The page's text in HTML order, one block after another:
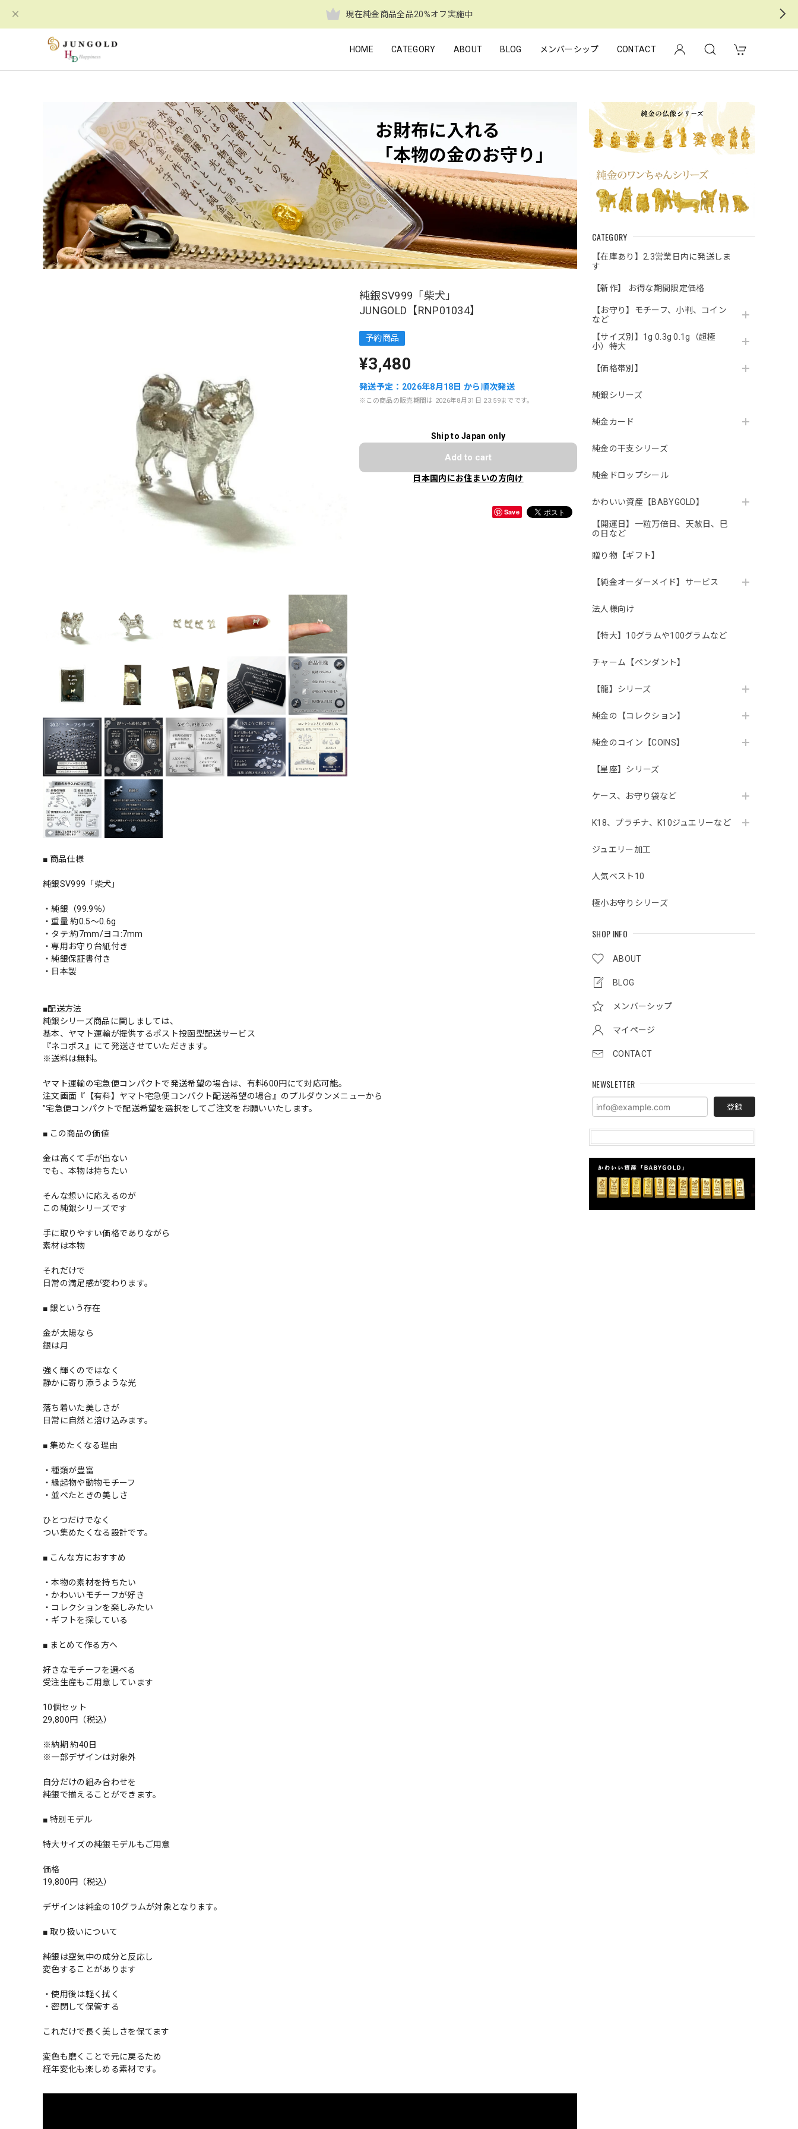
現在純金商品全品20%オフ実施中
HOME CATEGORY ABOUT BLOG メンバーシップ CONTACT
CATEGORY
【在庫あり】2.3営業日内に発送しま
す
【新作】 お得な期間限定価格
【お守り】モチーフ、小判、コイン
など
【サイズ別】1g 0.3g 0.1g（超極
小）特大
【価格帯別】
純銀シリーズ
純金カード
純金の干支シリーズ
純金ドロップシール
かわいい資産【BABYGOLD】
【開運日】一粒万倍日、天赦日、巳
の日など
贈り物【ギフト】
【純金オーダーメイド】サービス
法人様向け
【特大】10グラムや100グラムなど
チャーム【ペンダント】
【龍】シリーズ
純金の【コレクション】
純金のコイン【COINS】
【星座】シリーズ
ケース、お守り袋など
K18、プラチナ、K10ジュエリーなど
ジュエリー加工
人気ベスト10
極小お守りシリーズ
SHOP INFO
ABOUT
BLOG
メンバーシップ
マイページ
CONTACT
NEWSLETTER
登録
純銀SV999「柴犬」
JUNGOLD【RNP01034】
予約商品
¥3,480
発送予定：2026年8月18日 から順次発送
※この商品の販売期間は 2026年8月31日 23:59までです。
Ship to Japan only
Add to cart
日本国内にお住まいの方向け
Save
■ 商品仕様
純銀SV999「柴犬」
・純銀（99.9％）
・重量 約0.5〜0.6g
・タテ:約7mm/ヨコ:7mm
・専用お守り台紙付き
・純銀保証書付き
・日本製
■配送方法
純銀シリーズ商品に関しましては、
基本、ヤマト運輸が提供するポスト投函型配送サービス
『ネコポス』にて発送させていただきます。
※送料は無料。
ヤマト運輸の宅急便コンパクトで発送希望の場合は、有料600円にて対応可能。
注文画面『【有料】ヤマト宅急便コンパクト配送希望の場合』のプルダウンメニューから
”宅急便コンパクトで配送希望を選択をしてご注文をお願いいたします。
■ この商品の価値
金は高くて手が出ない
でも、本物は持ちたい
そんな想いに応えるのが
この純銀シリーズです
手に取りやすい価格でありながら
素材は本物
それだけで
日常の満足感が変わります。
■ 銀という存在
金が太陽なら
銀は月
強く輝くのではなく
静かに寄り添うような光
落ち着いた美しさが
日常に自然と溶け込みます。
■ 集めたくなる理由
・種類が豊富
・縁起物や動物モチーフ
・並べたときの美しさ
ひとつだけでなく
つい集めたくなる設計です。
■ こんな方におすすめ
・本物の素材を持ちたい
・かわいいモチーフが好き
・コレクションを楽しみたい
・ギフトを探している
■ まとめて作る方へ
好きなモチーフを選べる
受注生産もご用意しています
10個セット
29,800円（税込）
※納期 約40日
※一部デザインは対象外
自分だけの組み合わせを
純銀で揃えることができます。
■ 特別モデル
特大サイズの純銀モデルもご用意
価格
19,800円（税込）
デザインは純金の10グラムが対象となります。
■ 取り扱いについて
純銀は空気中の成分と反応し
変色することがあります
・使用後は軽く拭く
・密閉して保管する
これだけで長く美しさを保てます
変色も磨くことで元に戻るため
経年変化も楽しめる素材です。